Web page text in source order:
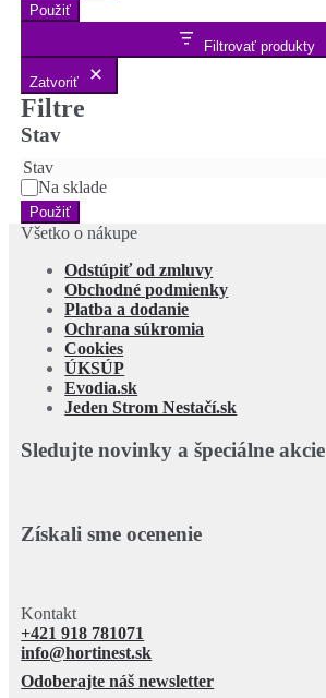
Použiť
Filtrovať produkty
Zatvoriť
Filtre
Stav
Stav
Na sklade
Použiť
Všetko o nákupe
Odstúpiť od zmluvy
Obchodné podmienky
Platba a dodanie
Ochrana súkromia
Cookies
ÚKSÚP
Evodia.sk
Jeden Strom Nestačí.sk
Sledujte novinky a špeciálne akcie
Získali sme ocenenie
Kontakt
+421 918 781071
info@hortinest.sk
Odoberajte náš newsletter